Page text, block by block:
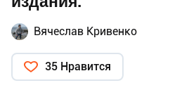
Вячеслав Кривенко
35 Нравится